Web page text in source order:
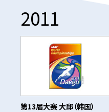
2011
第13届大赛 大邱（韩国）